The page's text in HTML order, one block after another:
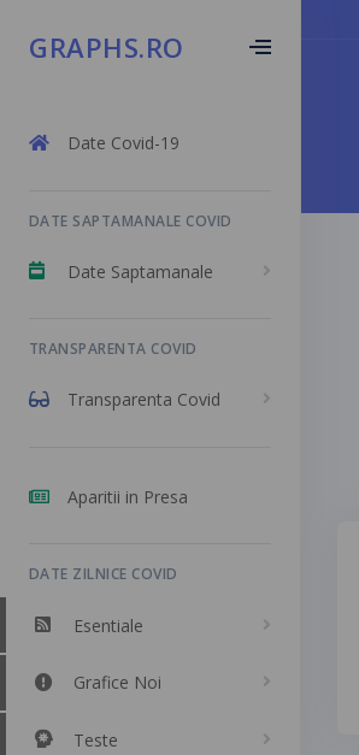
GRAPHS.RO
Date Covid-19
DATE SAPTAMANALE COVID
Date Saptamanale
TRANSPARENTA COVID
Transparenta Covid
Aparitii in Presa
DATE ZILNICE COVID
Esentiale
Grafice Noi
Teste